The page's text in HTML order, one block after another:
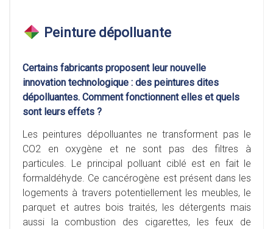
Peinture dépolluante
Certains fabricants proposent leur nouvelle
innovation technologique : des peintures dites
dépolluantes. Comment fonctionnent elles et quels
sont leurs effets ?
Les peintures dépolluantes ne transforment pas le
CO2 en oxygène et ne sont pas des filtres à
particules. Le principal polluant ciblé est en fait le
formaldéhyde. Ce cancérogène est présent dans les
logements à travers potentiellement les meubles, le
parquet et autres bois traités, les détergents mais
aussi la combustion des cigarettes, les feux de